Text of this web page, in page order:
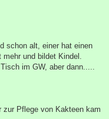
schon alt, einer hat einen
und bildet Kindel.
im GW, aber dann.....
zur Pflege von Kakteen kam